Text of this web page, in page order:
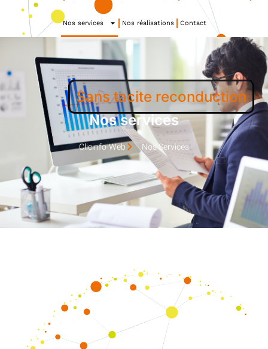
Nos services Nos réalisations Contact
Nos services
Clicinfo-Web Nos Services
Sans tacite reconduction